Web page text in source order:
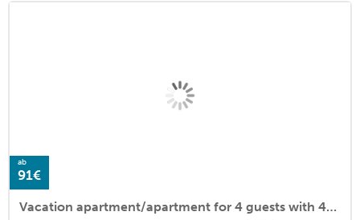
ab
91€
Vacation apartment/apartment for 4 guests with 43m² in Sierksdorf (166309)